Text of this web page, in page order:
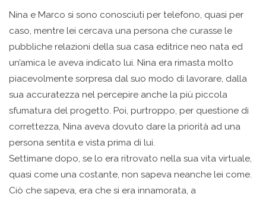
Nina e Marco si sono conosciuti per telefono, quasi per
caso, mentre lei cercava una persona che curasse le
pubbliche relazioni della sua casa editrice neo nata ed
un’amica le aveva indicato lui. Nina era rimasta molto
piacevolmente sorpresa dal suo modo di lavorare, dalla
sua accuratezza nel percepire anche la più piccola
sfumatura del progetto. Poi, purtroppo, per questione di
correttezza, Nina aveva dovuto dare la priorità ad una
persona sentita e vista prima di lui.
Settimane dopo, se lo era ritrovato nella sua vita virtuale,
quasi come una costante, non sapeva neanche lei come.
Ciò che sapeva, era che si era innamorata, a